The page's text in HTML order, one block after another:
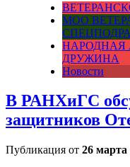
МОО
НАРОДНАЯ
ДРУЖИНА
Новости
В РАНХиГС
защитников
Публикация от 26 марта